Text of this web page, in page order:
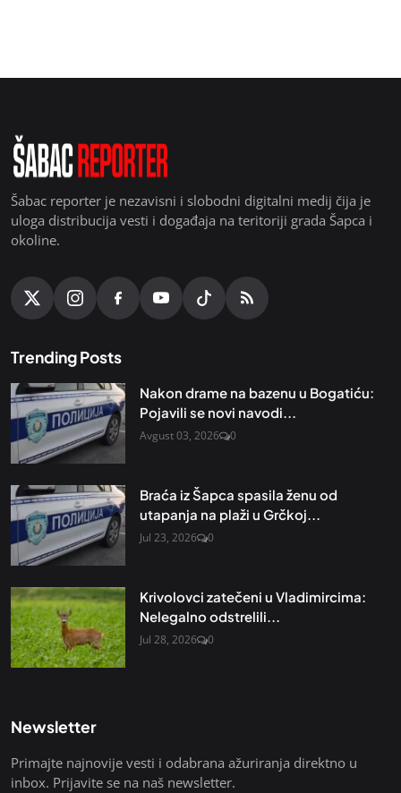
Šabac reporter je nezavisni i slobodni digitalni medij čija je
uloga distribucija vesti i događaja na teritoriji grada Šapca i
okoline.
Trending Posts
Nakon drame na bazenu u Bogatiću:
Pojavili se novi navodi...
Avgust 03, 2026 0
Braća iz Šapca spasila ženu od
utapanja na plaži u Grčkoj...
Jul 23, 2026 0
Krivolovci zatečeni u Vladimircima:
Nelegalno odstrelili...
Jul 28, 2026 0
Newsletter
Primajte najnovije vesti i odabrana ažuriranja direktno u
inbox. Prijavite se na naš newsletter.